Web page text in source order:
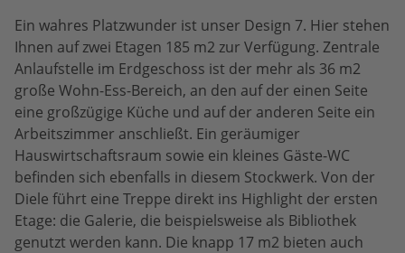
Ein wahres Platzwunder ist unser Design 7. Hier stehen
Ihnen auf zwei Etagen 185 m2 zur Verfügung. Zentrale
Anlaufstelle im Erdgeschoss ist der mehr als 36 m2
große Wohn-Ess-Bereich, an den auf der einen Seite
eine großzügige Küche und auf der anderen Seite ein
Arbeitszimmer anschließt. Ein geräumiger
Hauswirtschaftsraum sowie ein kleines Gäste-WC
befinden sich ebenfalls in diesem Stockwerk. Von der
Diele führt eine Treppe direkt ins Highlight der ersten
Etage: die Galerie, die beispielsweise als Bibliothek
genutzt werden kann. Die knapp 17 m2 bieten auch